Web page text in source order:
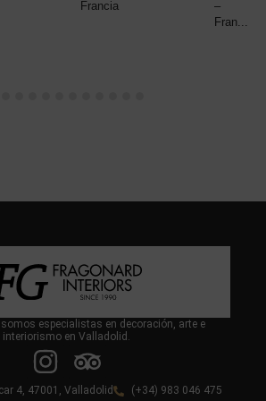
Francia
–
Fran...
somos especialistas en decoración, arte e
interiorismo en Valladolid.
4, 47001, Valladolid (+34) 983 046 475